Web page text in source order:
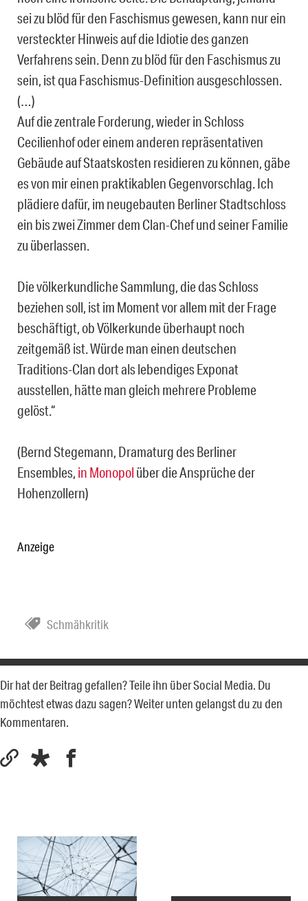
sei zu blöd für den Faschismus gewesen, kann nur ein
versteckter Hinweis auf die Idiotie des ganzen
Verfahrens sein. Denn zu blöd für den Faschismus zu
sein, ist qua Faschismus-Definition ausgeschlossen.
(…)
Auf die zentrale Forderung, wieder in Schloss
Cecilienhof oder einem anderen repräsentativen
Gebäude auf Staatskosten residieren zu können, gäbe
es von mir einen praktikablen Gegenvorschlag. Ich
plädiere dafür, im neugebauten Berliner Stadtschloss
ein bis zwei Zimmer dem Clan-Chef und seiner Familie
zu überlassen.
Die völkerkundliche Sammlung, die das Schloss
beziehen soll, ist im Moment vor allem mit der Frage
beschäftigt, ob Völkerkunde überhaupt noch
zeitgemäß ist. Würde man einen deutschen
Traditions-Clan dort als lebendiges Exponat
ausstellen, hätte man gleich mehrere Probleme
gelöst.“
(Bernd Stegemann, Dramaturg des Berliner
Ensembles, in Monopol über die Ansprüche der
Hohenzollern)
Anzeige
Schmähkritik
Dir hat der Beitrag gefallen? Teile ihn über Social Media. Du
möchtest etwas dazu sagen? Weiter unten gelangst du zu den
Kommentaren.